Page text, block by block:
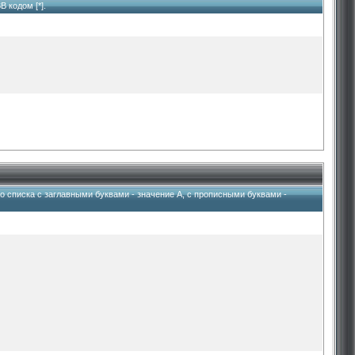
кодом [*].
списка с заглавными буквами - значение A, с прописными буквами -